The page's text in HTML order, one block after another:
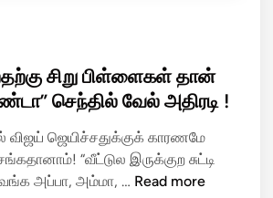
சிறு பிள்ளைகள் தான்
செந்தில் வேல் அதிரடி !
விஜய் ஜெயிச்சதுக்குக் காரணமே
“வீட்டுல இருக்குற சுட்டி
அப்பா, அம்மா, … வி
Read more